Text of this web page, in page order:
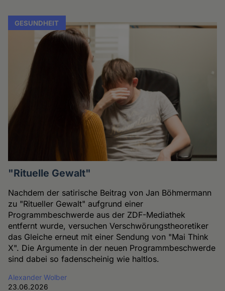
GESUNDHEIT
"Rituelle Gewalt"
Nachdem der satirische Beitrag von Jan Böhmermann
zu "Ritueller Gewalt" aufgrund einer
Programmbeschwerde aus der ZDF-Mediathek
entfernt wurde, versuchen Verschwörungstheoretiker
das Gleiche erneut mit einer Sendung von "Mai Think
X". Die Argumente in der neuen Programmbeschwerde
sind dabei so fadenscheinig wie haltlos.
Alexander Wolber
23.06.2026